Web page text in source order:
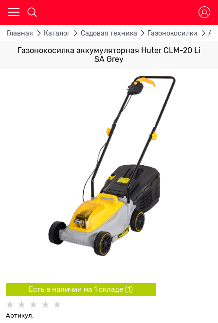
Главная Каталог Садовая техника Газонокосилки
Газонокосилка аккумуляторная Huter CLM-20 Li
SA Grey
Есть в наличии на 1 складe (1)
Артикул: